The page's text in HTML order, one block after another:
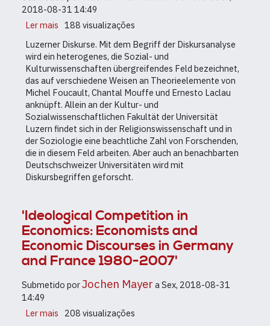
Diskursforschung
2018-08-31 14:49
Ler mais sobre
Luzerner
Diskurse
188 visualizações
Luzerner Diskurse. Mit dem Begriff der Diskursanalyse
wird ein heterogenes, die Sozial- und
Kulturwissenschaften übergreifendes Feld bezeichnet,
das auf verschiedene Weisen an Theorieelemente von
Michel Foucault, Chantal Mouffe und Ernesto Laclau
anknüpft. Allein an der Kultur- und
Sozialwissenschaftlichen Fakultät der Universität
Luzern findet sich in der Religionswissenschaft und in
der Soziologie eine beachtliche Zahl von Forschenden,
die in diesem Feld arbeiten. Aber auch an benachbarten
Deutschschweizer Universitäten wird mit
Diskursbegriffen geforscht.
'Ideological Competition in
Economics: Economists and
Economic Discourses in Germany
and France 1980-2007'
Submetido porJochen Mayer aSex, 2018-08-31
14:49
Ler mais sobre
208 visualizações